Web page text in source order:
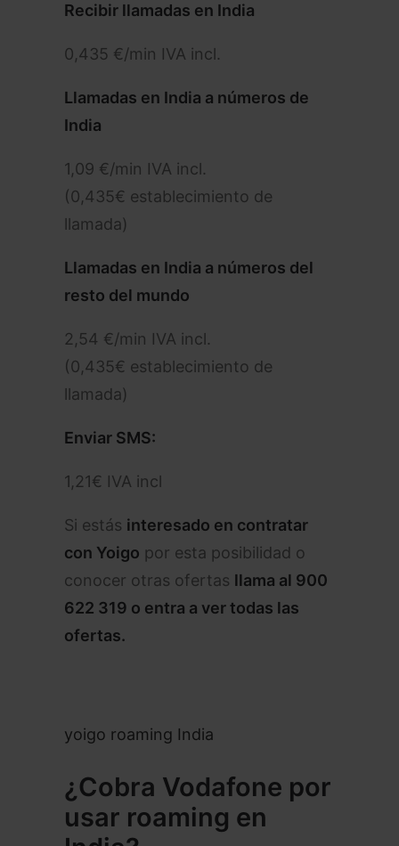
Recibir llamadas en India
0,435 €/min IVA incl.
Llamadas en India a números de
India
1,09 €/min IVA incl.
(0,435€ establecimiento de
llamada)
Llamadas en India a números del
resto del mundo
2,54 €/min IVA incl.
(0,435€ establecimiento de
llamada)
Enviar SMS:
1,21€ IVA incl
Si estás interesado en contratar
con Yoigo por esta posibilidad o
conocer otras ofertas llama al 900
622 319 o entra a ver todas las
ofertas.
yoigo roaming India
¿Cobra Vodafone por
usar roaming en